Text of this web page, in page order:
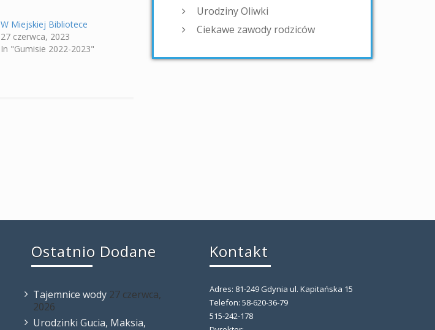
W Miejskiej Bibliotece
27 czerwca, 2023
In "Gumisie 2022-2023"
Urodziny Oliwki
Ciekawe zawody rodziców
Ostatnio Dodane
Tajemnice wody 27 czerwca,
2026
Urodzinki Gucia, Maksia,
Kontakt
Adres: 81-249 Gdynia ul. Kapitańska 15
Telefon: 58-620-36-79
515-242-178